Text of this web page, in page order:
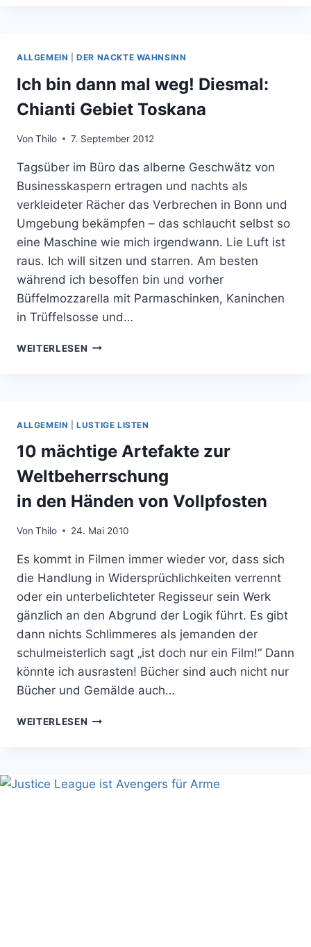
HÖHEPUNKT
ERREICHT.
ALLGEMEIN |DER NACKTE WAHNSINN
Ich bin dann mal weg! Diesmal:
Chianti Gebiet Toskana
Von Thilo 7. September 2012
Tagsüber im Büro das alberne Geschwätz von
Businesskaspern ertragen und nachts als
verkleideter Rächer das Verbrechen in Bonn und
Umgebung bekämpfen – das schlaucht selbst so
eine Maschine wie mich irgendwann. Lie Luft ist
raus. Ich will sitzen und starren. Am besten
während ich besoffen bin und vorher
Büffelmozzarella mit Parmaschinken, Kaninchen
in Trüffelsosse und…
WEITERLESEN ICH
CHIANTI
GEBIET
TOSKANA
ALLGEMEIN |LUSTIGE LISTEN
10 mächtige Artefakte zur
Weltbeherrschung
in den Händen von Vollpfosten
Von Thilo 24. Mai 2010
Es kommt in Filmen immer wieder vor, dass sich
die Handlung in Widersprüchlichkeiten verrennt
oder ein unterbelichteter Regisseur sein Werk
gänzlich an den Abgrund der Logik führt. Es gibt
dann nichts Schlimmeres als jemanden der
schulmeisterlich sagt „ist doch nur ein Film!“ Dann
könnte ich ausrasten! Bücher sind auch nicht nur
Bücher und Gemälde auch…
WEITERLESEN
IN